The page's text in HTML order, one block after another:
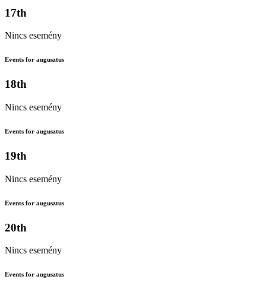
17th
Nincs esemény
Events for augusztus
18th
Nincs esemény
Events for augusztus
19th
Nincs esemény
Events for augusztus
20th
Nincs esemény
Events for augusztus